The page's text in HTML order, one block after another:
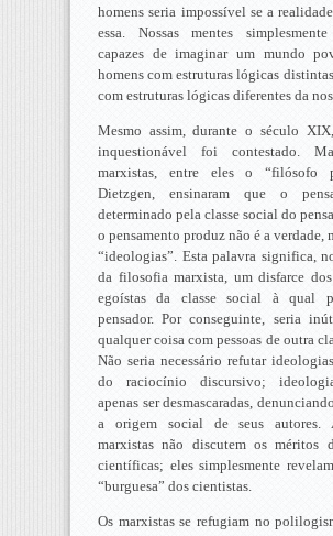
homens seria impossível se a
essa. Nossas mentes
capazes de imaginar um mundo
homens com estruturas lógicas
com estruturas lógicas diferentes da
Mesmo assim, durante o século
inquestionável foi contestado.
marxistas, entre eles o “filósofo
Dietzgen, ensinaram que o
determinado pela classe social do
o pensamento produz não é a verdade,
“ideologias”. Esta palavra significa,
da filosofia marxista, um disfarce dos
egoístas da classe social à qual
pensador. Por conseguinte, seria
qualquer coisa com pessoas de outra
Não seria necessário refutar
do raciocínio discursivo;
apenas ser desmascaradas,
a origem social de seus autores.
marxistas não discutem os méritos
científicas; eles simplesmente
“burguesa” dos cientistas.
Os marxistas se refugiam no